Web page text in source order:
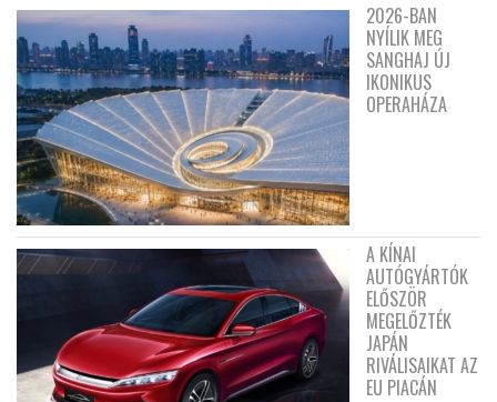
2026-BAN
NYÍLIK MEG
SANGHAJ ÚJ
IKONIKUS
OPERAHÁZA
A KÍNAI
AUTÓGYÁRTÓK
ELŐSZÖR
MEGELŐZTÉK
JAPÁN
RIVÁLISAIKAT AZ
EU PIACÁN